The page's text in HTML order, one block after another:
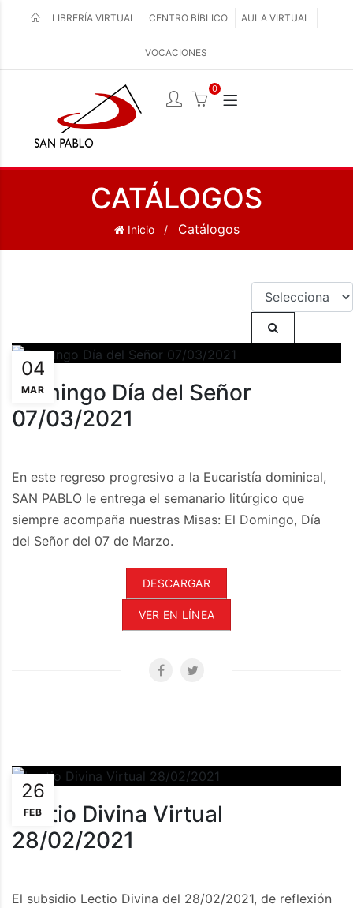
LIBRERÍA VIRTUAL CENTRO BÍBLICO AULA VIRTUAL
VOCACIONES
0
CATÁLOGOS
Inicio Catálogos
04
MAR
Domingo Día del Señor
07/03/2021
En este regreso progresivo a la Eucaristía dominical,
SAN PABLO le entrega el semanario litúrgico que
siempre acompaña nuestras Misas: El Domingo, Día
del Señor del 07 de Marzo.
DESCARGAR
VER EN LÍNEA
26
FEB
Lectio Divina Virtual
28/02/2021
El subsidio Lectio Divina del 28/02/2021, de reflexión